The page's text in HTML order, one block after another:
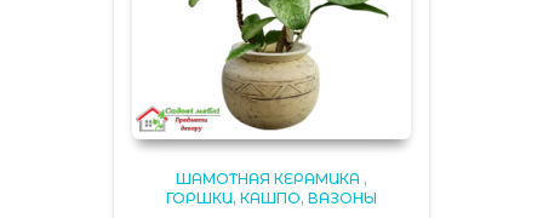
ШАМОТНАЯ КЕРАМИКА ,
ГОРШКИ, КАШПО, ВАЗОНЫ